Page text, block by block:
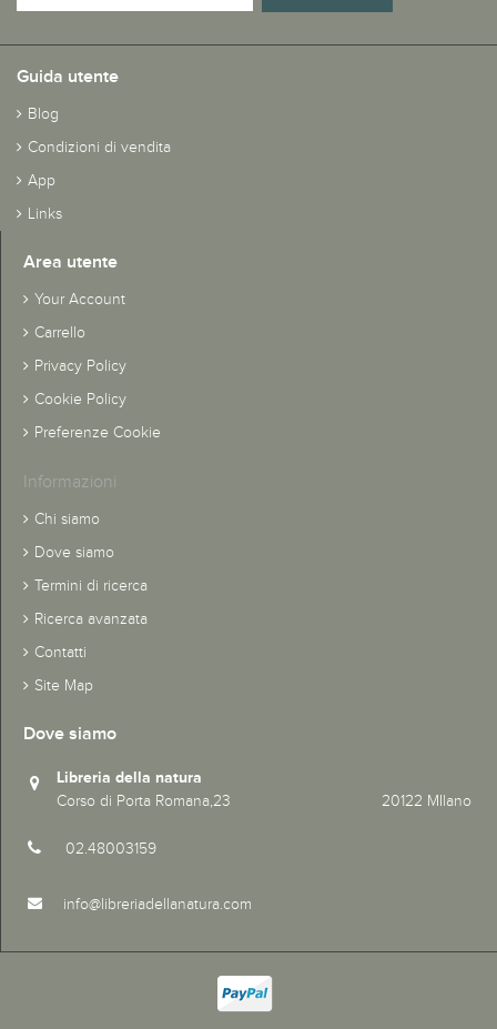
Guida utente
Blog
Condizioni di vendita
App
Links
Area utente
Your Account
Carrello
Privacy Policy
Cookie Policy
Preferenze Cookie
Informazioni
Chi siamo
Dove siamo
Termini di ricerca
Ricerca avanzata
Contatti
Site Map
Dove siamo
Libreria della natura
Corso di Porta Romana,23 20122 MIlano
02.48003159
info@libreriadellanatura.com